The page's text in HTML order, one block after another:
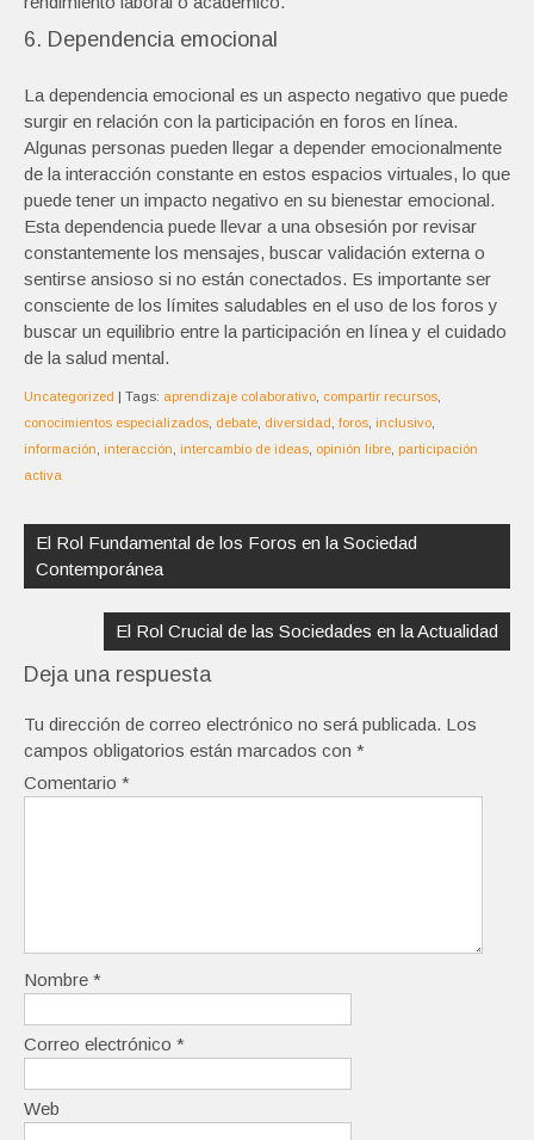
6. Dependencia emocional
La dependencia emocional es un aspecto negativo que puede
surgir en relación con la participación en foros en línea.
Algunas personas pueden llegar a depender emocionalmente
de la interacción constante en estos espacios virtuales, lo que
puede tener un impacto negativo en su bienestar emocional.
Esta dependencia puede llevar a una obsesión por revisar
constantemente los mensajes, buscar validación externa o
sentirse ansioso si no están conectados. Es importante ser
consciente de los límites saludables en el uso de los foros y
buscar un equilibrio entre la participación en línea y el cuidado
de la salud mental.
Uncategorized | Tags: aprendizaje colaborativo compartir recursos
conocimientos especializados debate diversidad foros inclusivo
información
interacción intercambio de ideas opinión libre participación
activa
de
entradas
El Rol Fundamental de los Foros en la Sociedad
Contemporánea
El Rol Crucial de las Sociedades en la Actualidad
Deja una respuesta
Tu dirección de correo electrónico no será publicada. Los
campos obligatorios están marcados con *
Comentario *
Nombre *
Correo electrónico *
Web